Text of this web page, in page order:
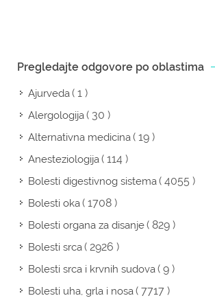
Pregledajte odgovore po oblastima
Ajurveda( 1 )
Alergologija( 30 )
Alternativna medicina( 19 )
Anesteziologija( 114 )
Bolesti digestivnog sistema( 4055 )
Bolesti oka( 1708 )
Bolesti organa za disanje( 829 )
Bolesti srca( 2926 )
Bolesti srca i krvnih sudova( 9 )
Bolesti uha, grla i nosa( 7717 )